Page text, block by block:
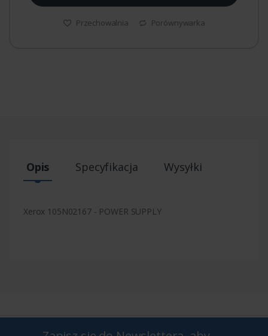
Przechowalnia Porównywarka
Opis Specyfikacja Wysyłki
Xerox 105N02167 - POWER SUPPLY